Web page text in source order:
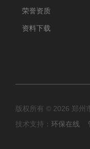
荣誉资质
资料下载
版权所有 © 2026 郑州
技术支持： 环保在线